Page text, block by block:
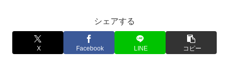
シェアする
X Facebook LINE コピー